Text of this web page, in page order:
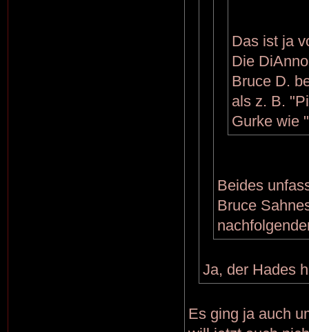
Das ist ja
Die
Bruce D.
als z. B.
Gurke wie
Beides
Bruce
Ja, der Hades
Es ging ja auch